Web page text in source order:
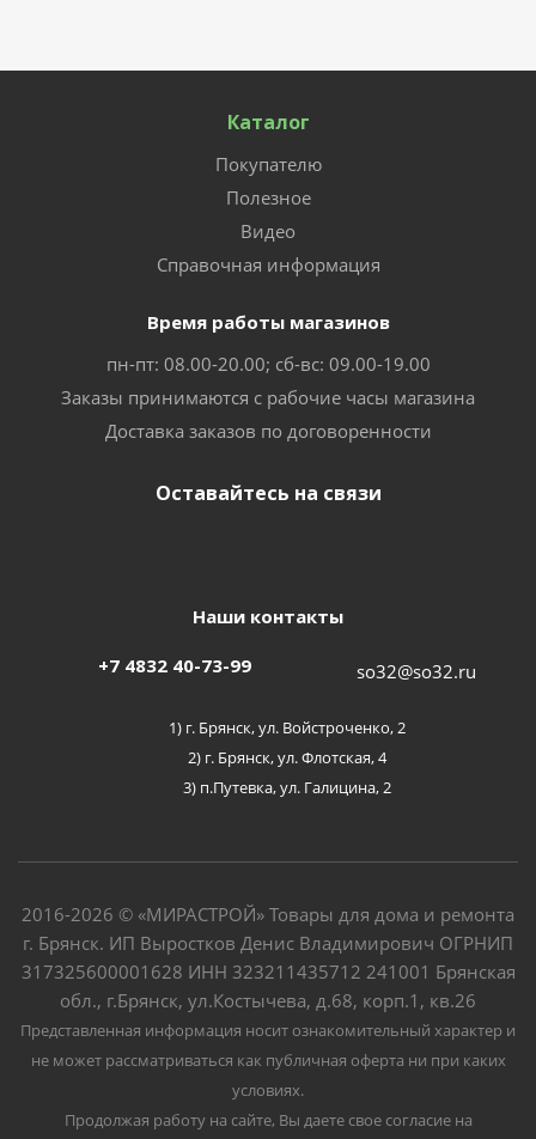
Каталог
Покупателю
Полезное
Видео
Справочная информация
Время работы магазинов
пн-пт: 08.00-20.00; сб-вс: 09.00-19.00
Заказы принимаются с рабочие часы магазина
Доставка заказов по договоренности
Оставайтесь на связи
Наши контакты
+7 4832 40-73-99 so32@so32.ru
1) г. Брянск, ул. Войстроченко, 2
2) г. Брянск, ул. Флотская, 4
3) п.Путевка, ул. Галицина, 2
2016-2026 © «МИРАСТРОЙ» Товары для дома и ремонта
г. Брянск. ИП Выростков Денис Владимирович ОГРНИП
317325600001628 ИНН 323211435712 241001 Брянская
обл., г.Брянск, ул.Костычева, д.68, корп.1, кв.26
Представленная информация носит ознакомительный характер и
не может рассматриваться как публичная оферта ни при каких
условиях.
Продолжая работу на сайте, Вы даете свое согласие на